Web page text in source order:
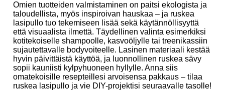
Omien tuotteiden valmistaminen on paitsi ekologista ja
taloudellista, myös inspiroivan hauskaa – ja ruskea
lasipullo tuo tekemiseen lisää sekä käytännöllisyyttä
että visuaalista ilmettä. Täydellinen valinta esimerkiksi
kotitekoiselle shampoolle, kasvoöljylle tai treenikassiin
sujautettavalle bodyvoiteelle. Lasinen materiaali kestää
hyvin päivittäistä käyttöä, ja luonnollinen ruskea sävy
sopii kauniisti kylpyhuoneen hyllylle. Anna siis
omatekoisille resepteillesi arvoisensa pakkaus – tilaa
ruskea lasipullo ja vie DIY-projektisi seuraavalle tasolle!